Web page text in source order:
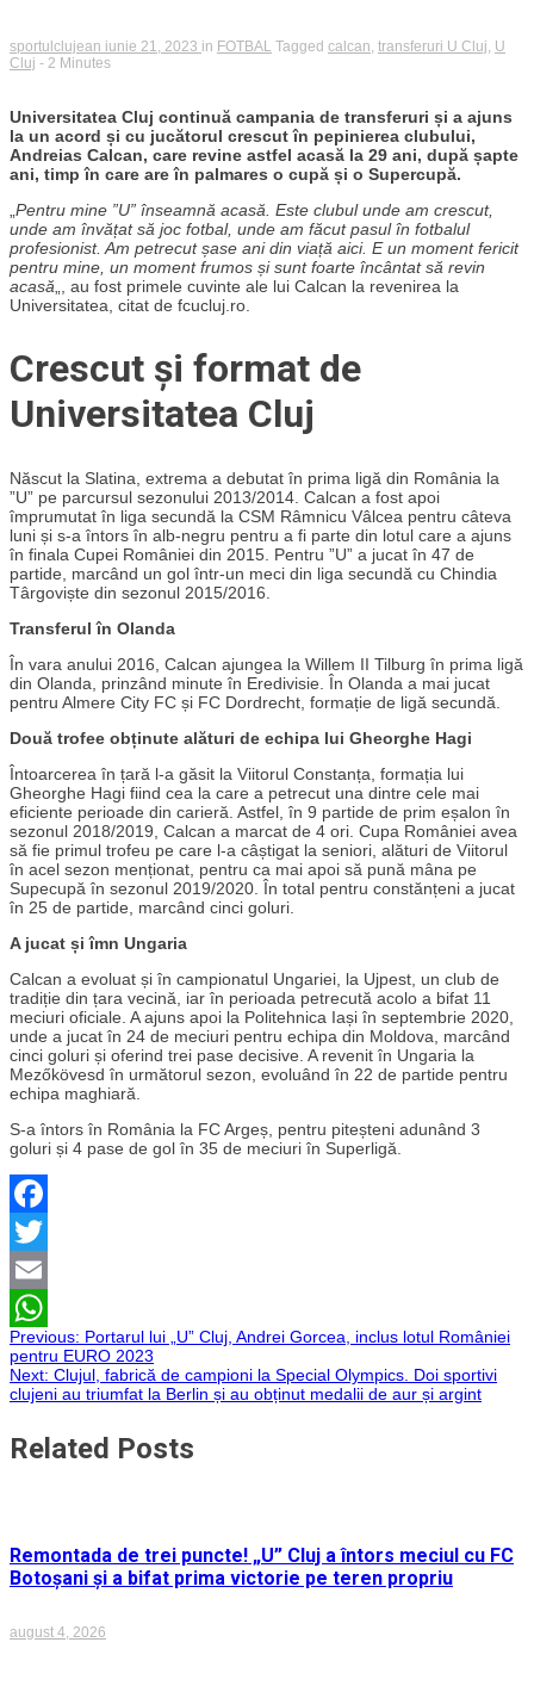
sportulclujean iunie 21, 2023 in FOTBAL Tagged calcan transferuri U Cluj U
Cluj - 2 Minutes
Universitatea Cluj continuă campania de transferuri și a ajuns
la un acord și cu jucătorul crescut în pepinierea clubului,
Andreias Calcan, care revine astfel acasă la 29 ani, după șapte
ani, timp în care are în palmares o cupă și o Supercupă.
Pentru mine ”U” înseamnă acasă. Este clubul unde am crescut,
unde am învățat să joc fotbal, unde am făcut pasul în fotbalul
profesionist. Am petrecut șase ani din viață aici. E un moment fericit
pentru mine, un moment frumos și sunt foarte încântat să revin
acasă „, au fost primele cuvinte ale lui Calcan la revenirea la
Universitatea, citat de fcucluj.ro.
Crescut și format de
Universitatea Cluj
Născut la Slatina, extrema a debutat în prima ligă din România la
”U” pe parcursul sezonului 2013/2014. Calcan a fost apoi
împrumutat în liga secundă la CSM Râmnicu Vâlcea pentru câteva
luni și s-a întors în alb-negru pentru a fi parte din lotul care a ajuns
în finala Cupei României din 2015. Pentru ”U” a jucat în 47 de
partide, marcând un gol într-un meci din liga secundă cu Chindia
Târgoviște din sezonul 2015/2016.
Transferul în Olanda
În vara anului 2016, Calcan ajungea la Willem II Tilburg în prima ligă
din Olanda, prinzând minute în Eredivisie. În Olanda a mai jucat
pentru Almere City FC și FC Dordrecht, formație de ligă secundă.
Două trofee obținute alături de echipa lui Gheorghe Hagi
Întoarcerea în țară l-a găsit la Viitorul Constanța, formația lui
Gheorghe Hagi fiind cea la care a petrecut una dintre cele mai
eficiente perioade din carieră. Astfel, în 9 partide de prim eșalon în
sezonul 2018/2019, Calcan a marcat de 4 ori. Cupa României avea
să fie primul trofeu pe care l-a câștigat la seniori, alături de Viitorul
în acel sezon menționat, pentru ca mai apoi să pună mâna pe
Supecupă în sezonul 2019/2020. În total pentru constănțeni a jucat
în 25 de partide, marcând cinci goluri.
A jucat și îmn Ungaria
Calcan a evoluat și în campionatul Ungariei, la Ujpest, un club de
tradiție din țara vecină, iar în perioada petrecută acolo a bifat 11
meciuri oficiale. A ajuns apoi la Politehnica Iași în septembrie 2020,
unde a jucat în 24 de meciuri pentru echipa din Moldova, marcând
cinci goluri și oferind trei pase decisive. A revenit în Ungaria la
Mezőkövesd în următorul sezon, evoluând în 22 de partide pentru
echipa maghiară.
S-a întors în România la FC Argeș, pentru piteșteni adunând 3
goluri și 4 pase de gol în 35 de meciuri în Superligă.
Facebook
Twitter
Email
WhatsApp
Navigare
în
articole
Previous: Portarul lui „U” Cluj, Andrei Gorcea, inclus lotul României
pentru EURO 2023
Next: Clujul, fabrică de campioni la Special Olympics. Doi sportivi
clujeni au triumfat la Berlin și au obținut medalii de aur și argint
Related Posts
Remontada de trei puncte! „U” Cluj a întors meciul cu FC
Botoșani și a bifat prima victorie pe teren propriu
august 4, 2026